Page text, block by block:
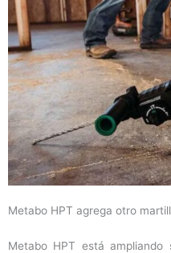
Metabo HPT agrega otro
Metabo HPT está